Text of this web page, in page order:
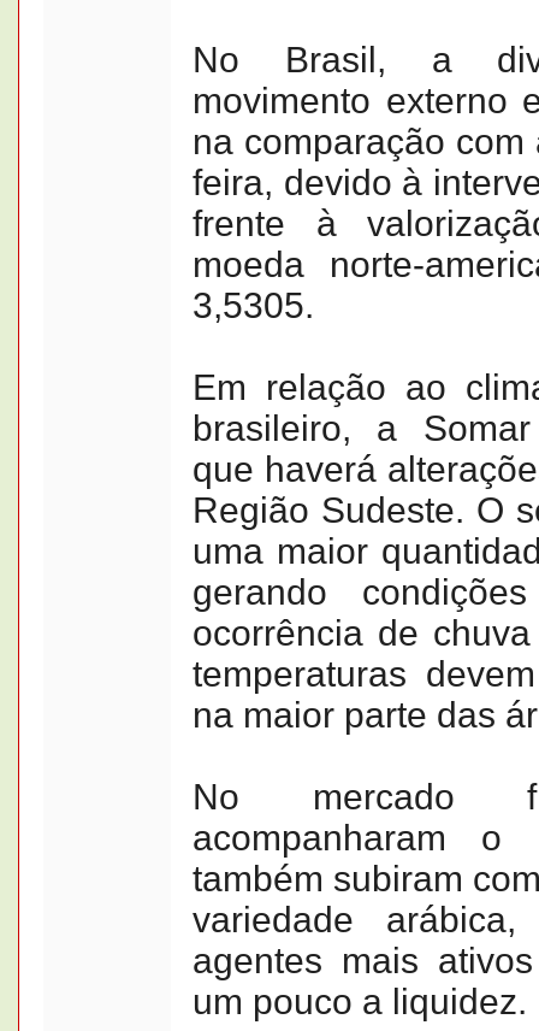
No Brasil, a
movimento externo
na comparação
feira, devido à
frente à
moeda norte-
3,5305.
Em relação ao
brasileiro, a
que haverá
Região Sudeste. O
uma maior
gerando
ocorrência de
temperaturas
na maior parte das
No mercado
acompanharam o
também subiram
variedade
agentes mais
um pouco a liquidez.